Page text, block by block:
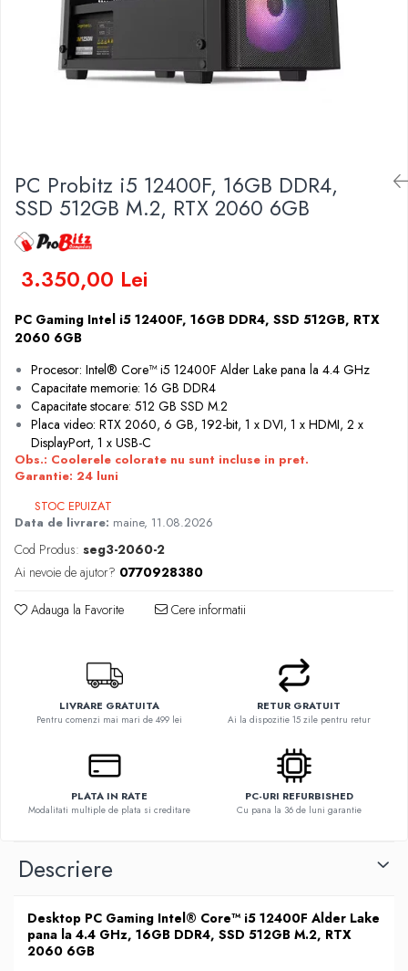
Genti Laptop
Incarcatoare laptop
Incarcatoare laptop refurbished
Standuri și Coolere Laptop
Surse PC
Procesoare
Placi VIDEO
PC All-in-One
Calculatoare All-in-One NOI
All-in-One REFURBISHED
Calculatoare All-in-One RENEW
Componente All-in-One
PC Probitz i5 12400F, 16GB DDR4,
SSD 512GB M.2, RTX 2060 6GB
3.350,00 Lei
PC Gaming Intel i5 12400F, 16GB DDR4, SSD 512GB, RTX
2060 6GB
Procesor: Intel® Core™ i5 12400F Alder Lake pana la 4.4 GHz
Capacitate memorie: 16 GB DDR4
Capacitate stocare: 512 GB SSD M.2
Placa video: RTX 2060, 6 GB, 192-bit, 1 x DVI, 1 x HDMI, 2 x
DisplayPort, 1 x USB-C
Obs.: Coolerele colorate nu sunt incluse in pret.
Garantie: 24 luni
STOC EPUIZAT
Data de livrare: maine, 11.08.2026
Cod Produs: seg3-2060-2
Ai nevoie de ajutor? 0770928380
Adauga la Favorite Cere informatii
LIVRARE GRATUITA
Pentru comenzi mai mari de 499 lei
RETUR GRATUIT
Ai la dispozitie 15 zile pentru retur
PLATA IN RATE
Modalitati multiple de plata si creditare
PC-URI REFURBISHED
Cu pana la 36 de luni garantie
Descriere
Desktop PC Gaming Intel® Core™ i5 12400F Alder Lake
pana la 4.4 GHz, 16GB DDR4, SSD 512GB M.2, RTX
2060 6GB